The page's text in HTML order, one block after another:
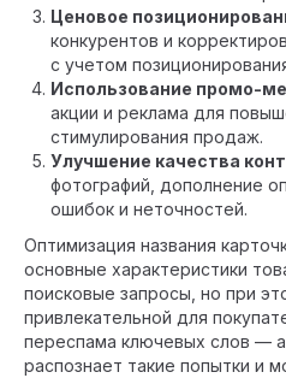
Ценовое
конкурентов и
с учетом
Использование промо-
акции и реклама для
стимулирования продаж.
Улучшение качества
фотографий, дополнение
ошибок и неточностей.
Оптимизация названия
основные характеристики
поисковые запросы, но при
привлекательной для
переспама ключевых слов —
распознает такие попытки и